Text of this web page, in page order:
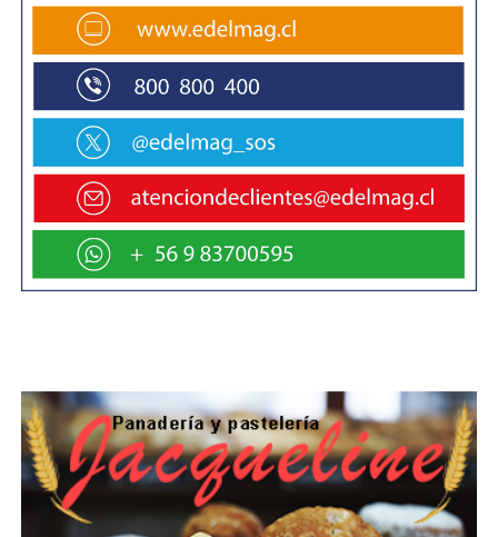
A través del banner “Devolución de Pago en
Exceso”, presente en el sitio web www.fonasa.cl
los beneficiarios cotizantes pueden revisar en
línea si poseen devoluciones en este nuevo
proceso, el cual incluye información de excesos
generados desde el 2010 a la fecha, tal como lo
estipula la Ley.
Son más de mil 700 millones de pesos los
montos a devolver en la presente etapa.
no deberá realizar ningún trámite adicional más
que confirmar si acepta el monto de devolución
propuesto. Esto gracias a que FONASA fiscaliza
toda la información necesaria y la dispone a
través de sus cuentas”.